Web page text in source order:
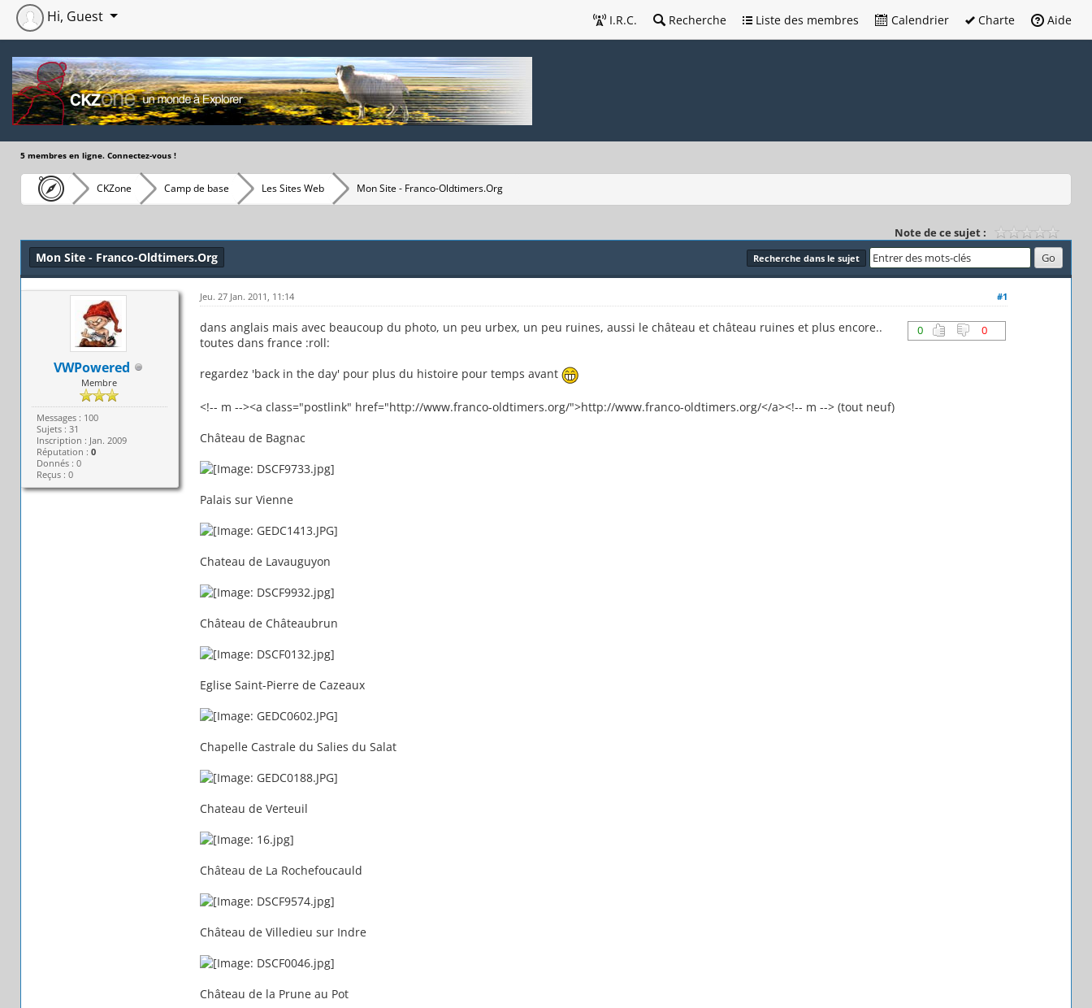
I.R.C. Recherche Liste des membres Calendrier Charte Aide
Hi, Guest
5 membres en ligne. Connectez-vous !
CKZone Camp de base Les Sites Web Mon Site - Franco-Oldtimers.Org
Note de ce sujet :
Recherche dans le sujet
Mon Site - Franco-Oldtimers.Org
VWPowered
Membre
Messages : 100
Sujets : 31
Inscription : Jan. 2009
Réputation : 0
Donnés : 0
Reçus : 0
#1
Jeu. 27 Jan. 2011, 11:14
0 0
dans anglais mais avec beaucoup du photo, un peu urbex, un peu ruines, aussi le château et château ruines et plus encore..
toutes dans france :roll:
regardez 'back in the day' pour plus du histoire pour temps avant
<!-- m --><a class="postlink" href="http://www.franco-oldtimers.org/">http://www.franco-oldtimers.org/</a><!-- m --> (tout neuf)
Château de Bagnac
Palais sur Vienne
Chateau de Lavauguyon
Château de Châteaubrun
Eglise Saint-Pierre de Cazeaux
Chapelle Castrale du Salies du Salat
Chateau de Verteuil
Château de La Rochefoucauld
Château de Villedieu sur Indre
Château de la Prune au Pot